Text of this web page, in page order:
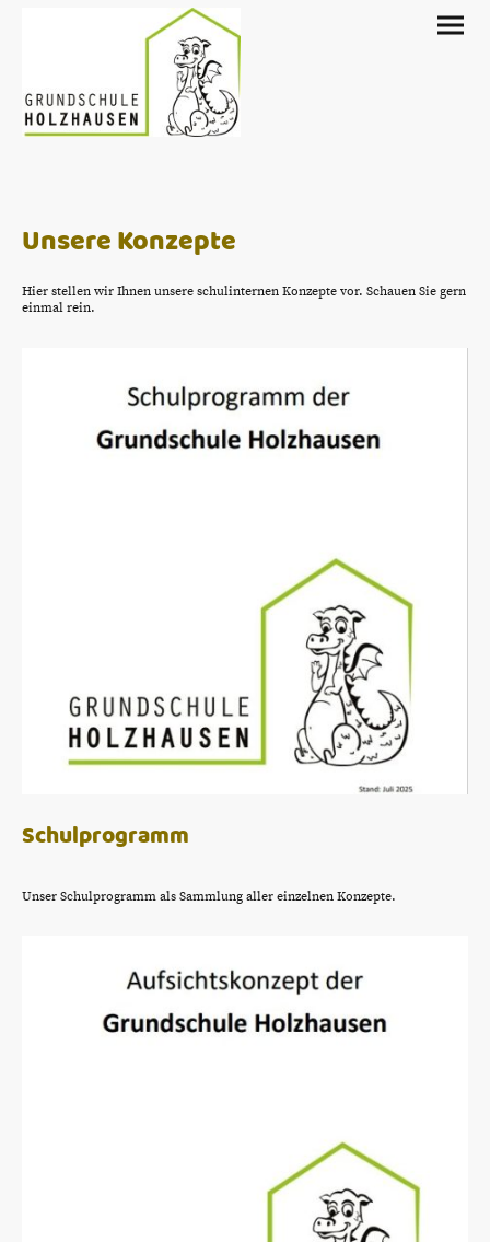
Unsere Konzepte
Hier stellen wir Ihnen unsere schulinternen Konzepte vor. Schauen Sie gern
einmal rein.
Schulprogramm
Unser Schulprogramm als Sammlung aller einzelnen Konzepte.